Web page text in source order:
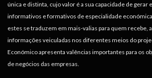
única e distinta, cujo valor é a sua capacidade de
informativos e formativos de especialidade
estes se traduzem em mais-valias para quem recebe,
informações veiculadas nos diferentes meios do
Económico apresenta valências importantes para os
de negócios das empresas.